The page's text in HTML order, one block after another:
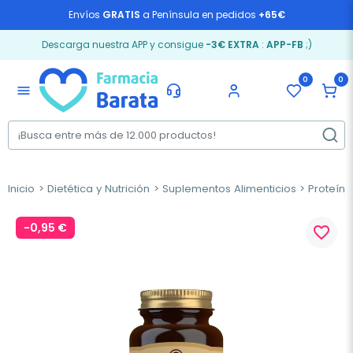
Envíos GRATIS a Península en pedidos +65€
Descarga nuestra APP y consigue -3€ EXTRA: APP-FB ;)
menu
0 0
Inicio Dietética y Nutrición Suplementos Alimenticios
-0,95 € favorite_border